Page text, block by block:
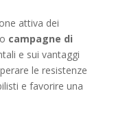
attiva dei
campagne di
e sui vantaggi
le resistenze
e favorire una